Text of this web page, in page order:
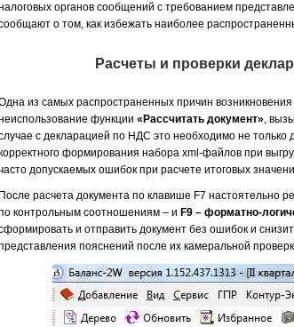
органов сообщений с требованием
о том, как избежать наиболее
Расчеты и проверки
из самых распространенных причин
функции «Рассчитать документ»,
с декларацией по НДС это необходимо не только
формирования набора xml-файлов при
допускаемых ошибок при расчете итоговых
После расчета документа по клавише F7 настоятельно
контрольным соотношениям – и F9 – форматно-
и отправить документ без ошибок и
пояснений после их камеральной